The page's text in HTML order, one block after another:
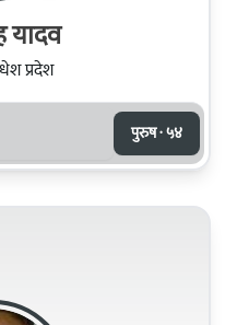
यादव
प्रदेश
पुरुष · ५४